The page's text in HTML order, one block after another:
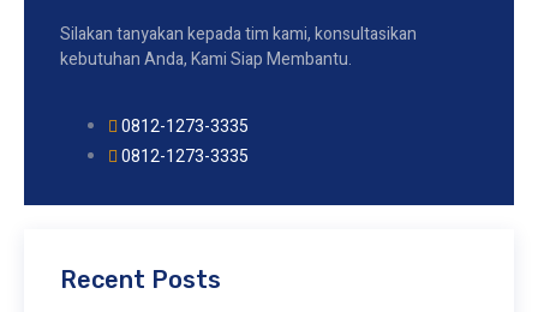
Silakan tanyakan kepada tim kami, konsultasikan
kebutuhan Anda, Kami Siap Membantu.
0812-1273-3335
0812-1273-3335
Recent Posts